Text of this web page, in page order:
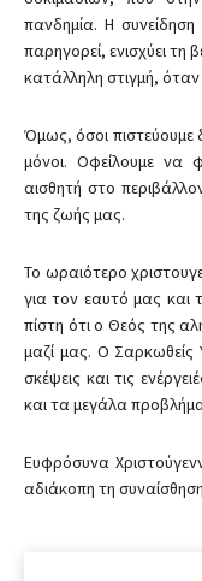
πανδημία. Η συνείδηση
παρηγορεί, ενισχύει τη
κατάλληλη στιγμή, όταν
Όμως, όσοι πιστεύουμε
μόνοι. Οφείλουμε να
αισθητή στο
της ζωής μας.
Το ωραιότερο
για τον εαυτό μας και
πίστη ότι ο Θεός της
μαζί μας. Ο Σαρκωθείς
σκέψεις και τις
και τα μεγάλα
Ευφρόσυνα
αδιάκοπη τη